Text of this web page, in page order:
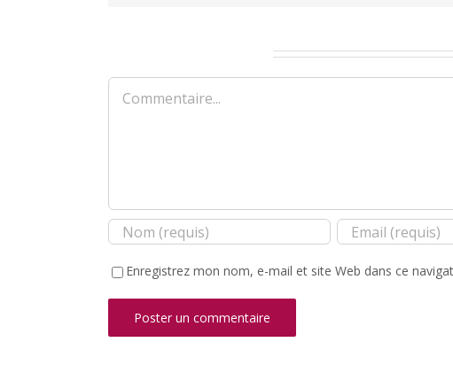
Commentaire
Enregistrez mon nom, e-mail et site Web dans ce